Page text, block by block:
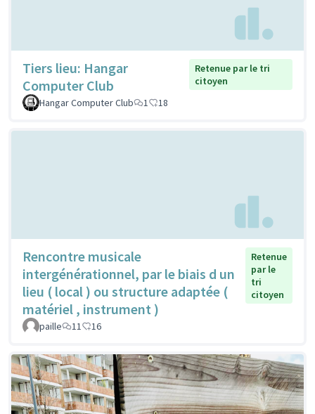
Tiers lieu: Hangar
Computer Club
Retenue par le tri
citoyen
Hangar Computer Club
1 18
Rencontre musicale
intergénérationnel, par le biais d un
lieu ( local ) ou structure adaptée (
matériel , instrument )
Retenue
par le
tri
citoyen
paille 11 16